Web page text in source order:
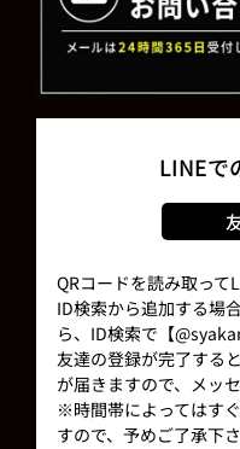
LINEで
QRコードを読み取って
ID検索から追加する場
ら、ID検索で【
友達の登録が完了する
が届きますので、メッ
※時間帯によってはす
すので、予めご了承下さ